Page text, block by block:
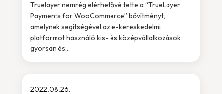
Truelayer nemrég elérhetővé tette a “TrueLayer
Payments for WooCommerce” bővítményt,
amelynek segítségével az e-kereskedelmi
platformot használó kis- és középvállalkozások
gyorsan és...
2022.08.26.